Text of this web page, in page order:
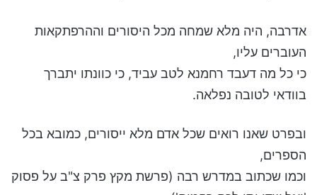
אדרבה, היה מלא שמחה מכל היסורים וההרפתקאות
העוברים עליו,
כי כל מה דעבד רחמנא לטב עביד, כי כוונתו יתברך
בוודאי לטובה נפלאה.
ובפרט שאנו רואים שכל אדם מלא ייסורים, כמובא בכל
הספרים,
וכמו שכתוב במדרש רבה (פרשת מקץ פרק צ"ב על פסוק